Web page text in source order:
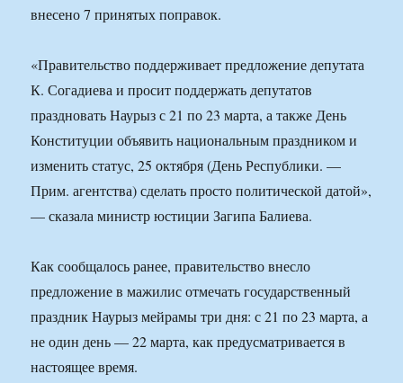
внесено 7 принятых поправок.
«Правительство поддерживает предложение депутата
К. Согадиева и просит поддержать депутатов
праздновать Наурыз с 21 по 23 марта, а также День
Конституции объявить национальным праздником и
изменить статус, 25 октября (День Республики. —
Прим. агентства) сделать просто политической датой»,
— сказала министр юстиции Загипа Балиева.
Как сообщалось ранее, правительство внесло
предложение в мажилис отмечать государственный
праздник Наурыз мейрамы три дня: с 21 по 23 марта, а
не один день — 22 марта, как предусматривается в
настоящее время.